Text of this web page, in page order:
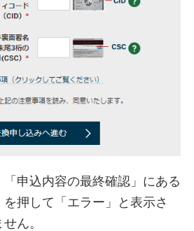
申込内容の最終確認」にある
を押して「エラー」と表示さ
ん。